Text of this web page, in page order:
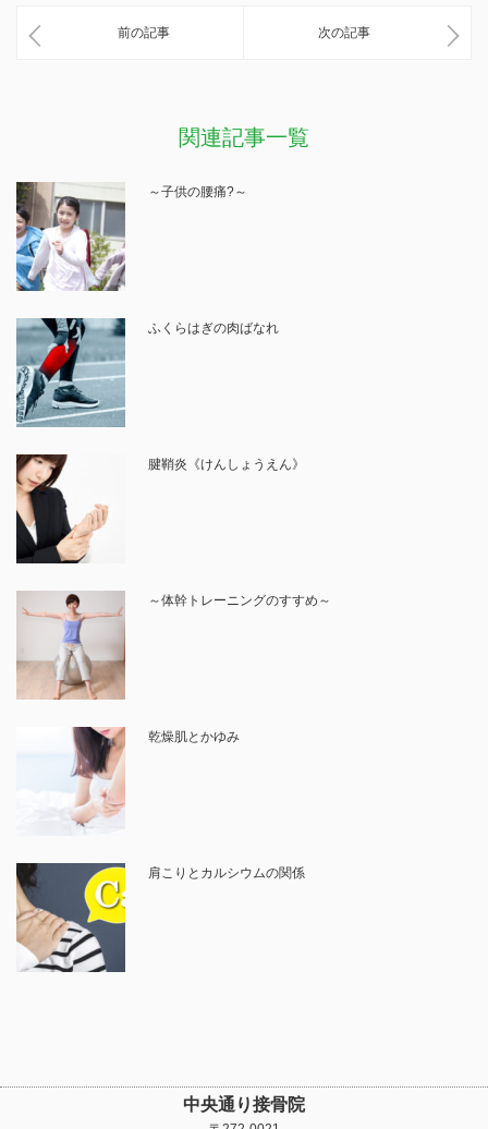
前の記事 次の記事
関連記事一覧
～子供の腰痛?～
ふくらはぎの肉ばなれ
腱鞘炎《けんしょうえん》
～体幹トレーニングのすすめ～
乾燥肌とかゆみ
肩こりとカルシウムの関係
中央通り接骨院